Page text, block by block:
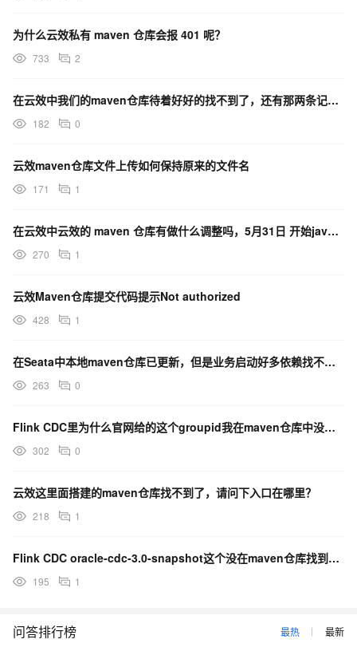
为什么云效私有 maven 仓库会报 401 呢？
733 2
在云效中我们的maven仓库待着好好的找不到了，还有那两条记录我们都没有操作什么情况？
182 0
云效maven仓库文件上传如何保持原来的文件名
171 1
在云效中云效的 maven 仓库有做什么调整吗，5月31日 开始java 编译变慢了很多？
270 1
云效Maven仓库提交代码提示Not authorized
428 1
在Seata中本地maven仓库已更新，但是业务启动好多依赖找不到，是什么原因？
263 0
Flink CDC里为什么官网给的这个groupid我在maven仓库中没有找到所属组？
302 0
云效这里面搭建的maven仓库找不到了，请问下入口在哪里？
218 1
Flink CDC oracle-cdc-3.0-snapshot这个没在maven仓库找到怎么找？
195 1
问答排行榜 最热 最新